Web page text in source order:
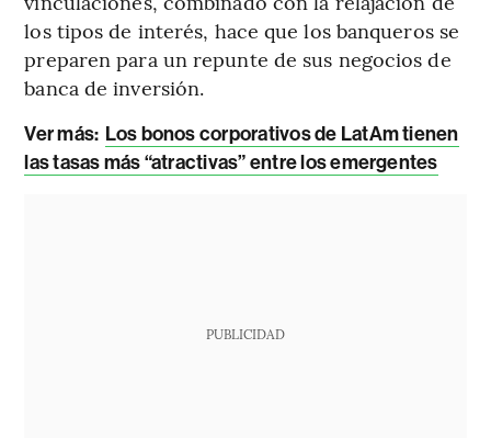
los tipos de interés, hace que los banqueros se
preparen para un repunte de sus negocios de
banca de inversión.
Ver más: Los bonos corporativos de LatAm tienen
las tasas más “atractivas” entre los emergentes
PUBLICIDAD